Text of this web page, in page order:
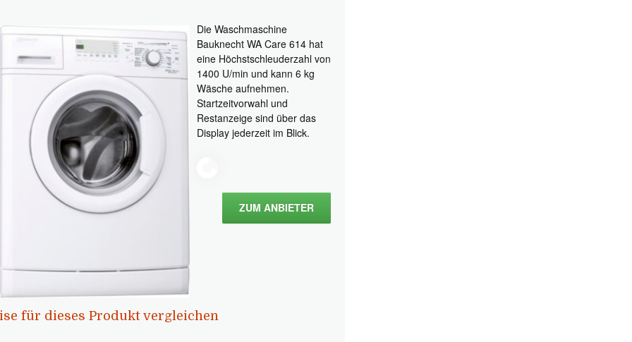
Die Waschmaschine
Bauknecht WA Care 614 hat
eine Höchstschleuderzahl von
1400 U/min und kann 6 kg
Wäsche aufnehmen.
Startzeitvorwahl und
Restanzeige sind über das
Display jederzeit im Blick.
ZUM ANBIETER
für dieses Produkt vergleichen